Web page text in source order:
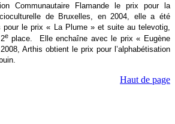
Communautaire Flamande le prix pour la
de Bruxelles, en 2004, elle a été
pour le prix « La Plume » et suite au televotig,
eplace. Elle enchaîne avec le prix « Eugène
Arthis obtient le prix pour l’alphabétisation
Haut de page